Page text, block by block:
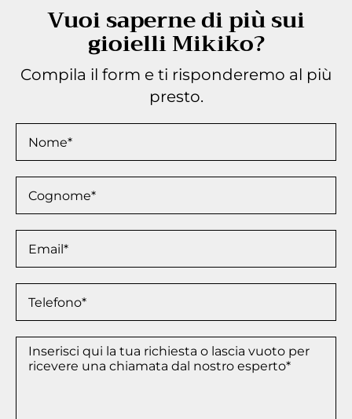
Vuoi saperne di più sui
gioielli Mikiko?
Compila il form e ti risponderemo al più
presto.